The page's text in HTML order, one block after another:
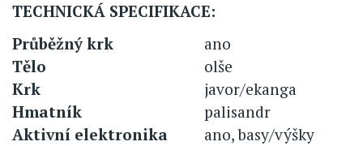
TECHNICKÁ SPECIFIKACE:
Průběžný krk
ano
Tělo
olše
Krk
javor/ekanga
Hmatník
palisandr
Aktivní elektronika
ano, basy/výšky